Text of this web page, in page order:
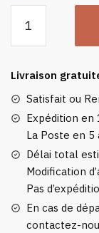
Gros
Chauffant
Livraison
Satisfait ou
Expédition en
La Poste en 5
Délai total
Modification
Pas
En cas de
contactez-